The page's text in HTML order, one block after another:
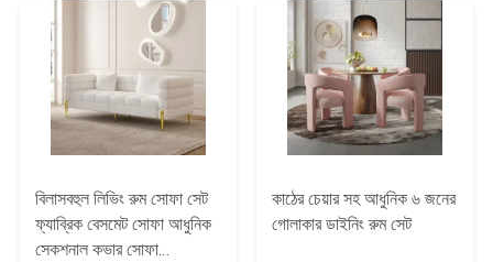
সাইট
গোপনীয়তা
বিলাসবহুল লিভিং রুম সোফা সেট
ফ্যাব্রিক বেসমেট সোফা আধুনিক
সেকশনাল কভার সোফা
কাঠের চেয়ার সহ আধুনিক ৬ জনের
গোলাকার ডাইনিং রুম সেট